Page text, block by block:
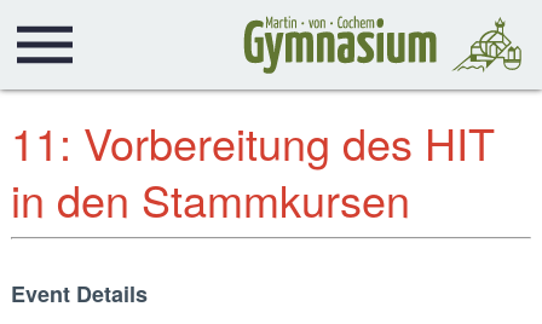
11: Vorbereitung des HIT
in den Stammkursen
Event Details